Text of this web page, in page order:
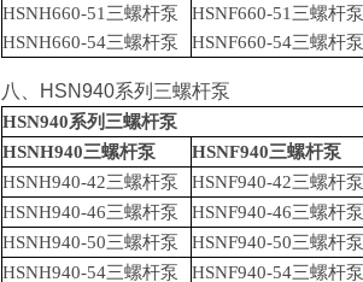
HSNH660-51 三螺杆泵 HSNF660-51 三螺杆泵
HSNH660-54三螺杆泵 HSNF660-54三螺杆泵
八、 HSN940系列三螺杆泵
HSN940系列三螺杆泵
HSNH940三螺杆泵 HSNF940三螺杆泵
HSNH940-42三螺杆泵 HSNF940-42三螺杆泵
HSNH940-46三螺杆泵 HSNF940-46三螺杆泵
HSNH940-50三螺杆泵 HSNF940-50三螺杆泵
HSNH940-54三螺杆泵 HSNF940-54三螺杆泵